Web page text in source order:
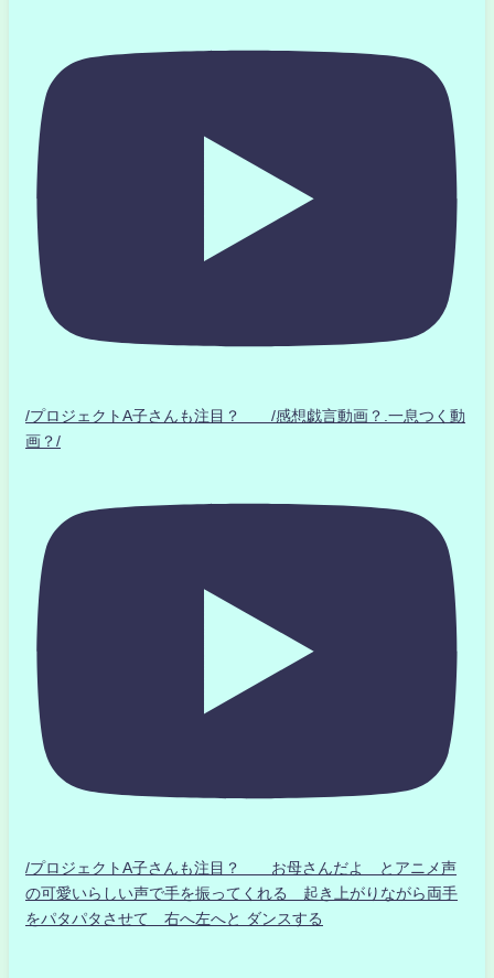
/プロジェクトA子さんも注目？ /感想戯言動画？.一息つく動
画？/
/プロジェクトA子さんも注目？ お母さんだよ とアニメ声
の可愛いらしい声で手を振ってくれる 起き上がりながら両手
をパタパタさせて 右へ左へと ダンスする